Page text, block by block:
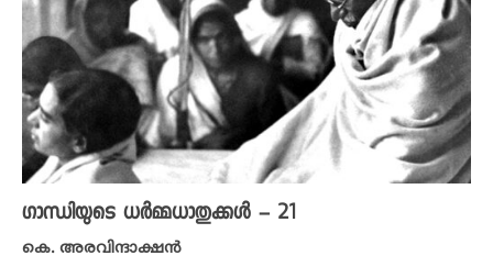
ഗാന്ധിയുടെ ധർമ്മധാതുക്കൾ – 21
കെ. അരവിന്ദാക്ഷൻ